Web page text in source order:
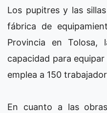
Los pupitres y las
fábrica de
Provincia en Tolosa,
capacidad para
emplea a 150
En cuanto a las